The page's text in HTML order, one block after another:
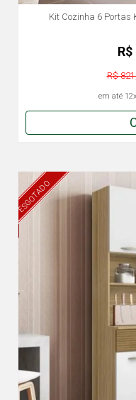
Kit Cozinha 6 Portas
R$
em até 12x
R$
ESGOTADO